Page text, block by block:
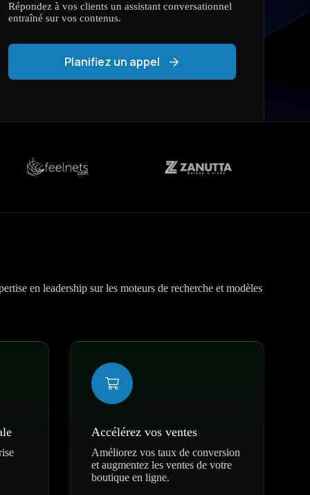
Répondez à vos clients un assistant conversationnel
entraîné sur vos contenus.
Planifiez un appel
en leadership sur les moteurs de recherche et modèles
Accélérez vos ventes
Améliorez vos taux de conversion
et augmentez les ventes de votre
boutique en ligne.